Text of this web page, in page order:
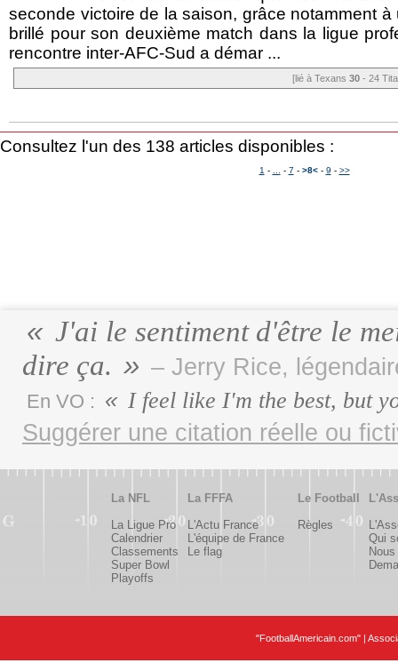
seconde victoire de la saison, grâce notamment
brillé pour son deuxième match dans la ligue
rencontre inter-AFC-Sud a démar ...
[lié à Texans 30 - 24
Consultez l'un des 138 articles disponibles :
1 - - 7 - >8<- 9 - >>
J'ai le sentiment d'être le
dire ça.
– Jerry Rice,
En VO : I feel like I'm the best, but
Suggérer une citation réelle ou
La NFL
La Ligue Pro
Calendrier
Classements
Super Bowl
Playoffs
La FFFA
L'Actu France
L'équipe de France
Le flag
Le Football
Règles
Qui
"FootballAmericain.com" |